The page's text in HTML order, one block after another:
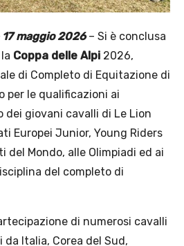
17 maggio 2026– Si è conclusa
Coppa delle Alpi 2026,
di Completo di Equitazione di
per le qualificazioni ai
dei giovani cavalli di Le Lion
Europei Junior, Young Riders
del Mondo, alle Olimpiadi ed ai
del completo di
di numerosi cavalli
Italia, Corea del Sud,